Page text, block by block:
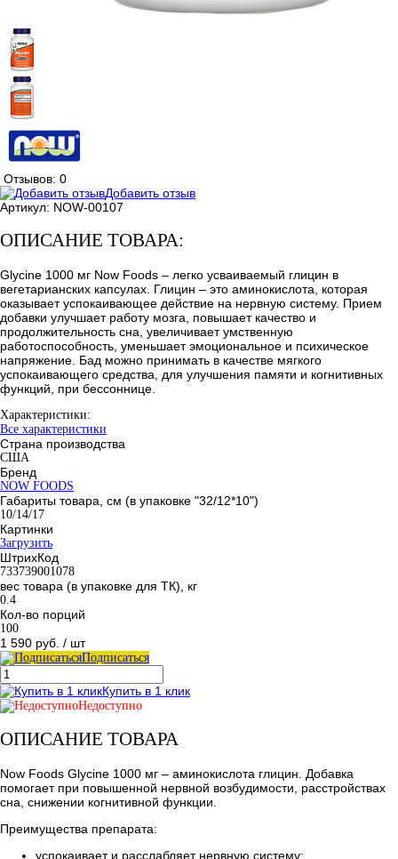
Отзывов: 0
Добавить отзыв
Артикул: NOW-00107
ОПИСАНИЕ ТОВАРА:
Glycine 1000 мг Now Foods – легко усваиваемый глицин в
вегетарианских капсулах. Глицин – это аминокислота, которая
оказывает успокаивающее действие на нервную систему. Прием
добавки улучшает работу мозга, повышает качество и
продолжительность сна, увеличивает умственную
работоспособность, уменьшает эмоциональное и психическое
напряжение. Бад можно принимать в качестве мягкого
успокаивающего средства, для улучшения памяти и когнитивных
функций, при бессоннице.
Характеристики:
Все характеристики
Страна производства
США
Бренд
NOW FOODS
Габариты товара, см (в упаковке "32/12*10")
10/14/17
Картинки
Загрузить
ШтрихКод
733739001078
вес товара (в упаковке для ТК), кг
0.4
Кол-во порций
100
1 590 руб. / шт
Подписаться
Купить в 1 клик
Недоступно
ОПИСАНИЕ ТОВАРА
Now Foods Glycine 1000 мг – аминокислота глицин. Добавка
помогает при повышенной нервной возбудимости, расстройствах
сна, снижении когнитивной функции.
Преимущества препарата:
успокаивает и расслабляет нервную систему;